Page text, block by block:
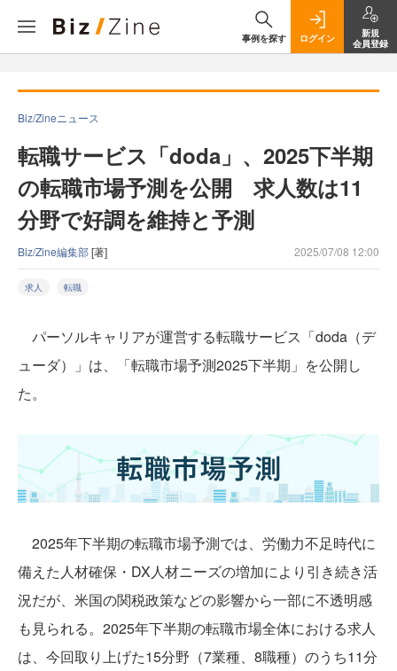
事例を探す ログイン
新規
会員登録
Biz/Zineニュース
転職サービス「doda」、2025下半期
の転職市場予測を公開 求人数は11
分野で好調を維持と予測
Biz/Zine編集部[著] 2025/07/08 12:00
求人 転職
パーソルキャリアが運営する転職サービス「doda（デ
ューダ）」は、「転職市場予測2025下半期」を公開し
た。
2025年下半期の転職市場予測では、労働力不足時代に
備えた人材確保・DX人材ニーズの増加により引き続き活
況だが、米国の関税政策などの影響から一部に不透明感
も見られる。2025年下半期の転職市場全体における求人
は、今回取り上げた15分野（7業種、8職種）のうち11分